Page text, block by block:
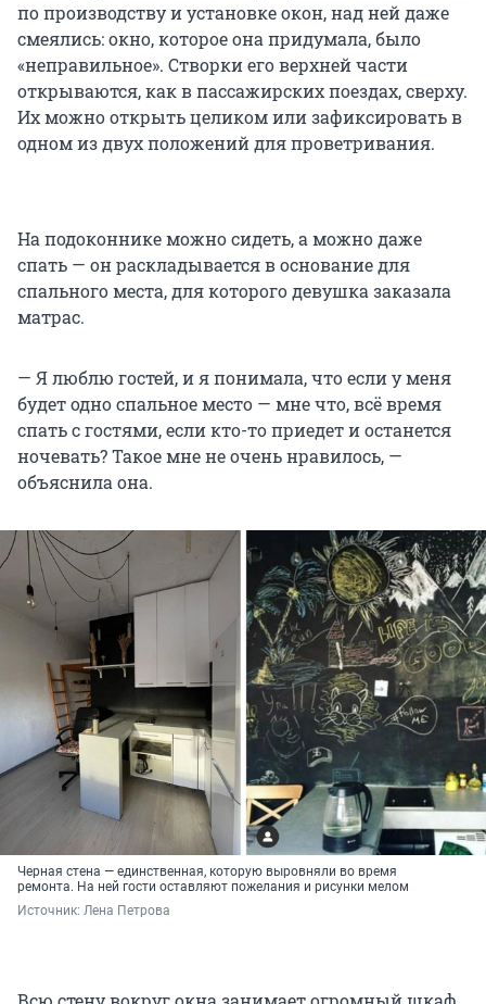
по производству и установке окон, над ней даже
смеялись: окно, которое она придумала, было
«неправильное». Створки его верхней части
открываются, как в пассажирских поездах, сверху.
Их можно открыть целиком или зафиксировать в
одном из двух положений для проветривания.
На подоконнике можно сидеть, а можно даже
спать — он раскладывается в основание для
спального места, для которого девушка заказала
матрас.
— Я люблю гостей, и я понимала, что если у меня
будет одно спальное место — мне что, всё время
спать с гостями, если кто-то приедет и останется
ночевать? Такое мне не очень нравилось, —
объяснила она.
Черная стена — единственная, которую выровняли во время
ремонта. На ней гости оставляют пожелания и рисунки мелом
Источник: Лена Петрова